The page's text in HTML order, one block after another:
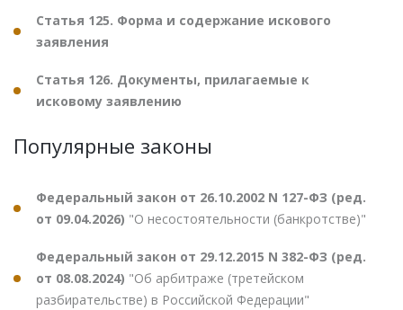
Статья 125. Форма и содержание искового
заявления
Статья 126. Документы, прилагаемые к
исковому заявлению
Популярные законы
Федеральный закон от 26.10.2002 N 127-ФЗ (ред.
от 09.04.2026) "О несостоятельности (банкротстве)"
Федеральный закон от 29.12.2015 N 382-ФЗ (ред.
от 08.08.2024) "Об арбитраже (третейском
разбирательстве) в Российской Федерации"